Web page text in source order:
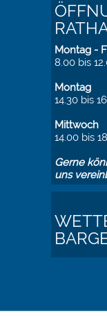
Montag -
8.00 bis
Montag
14.30 bis
Mittwoch
14.00 bis
Gerne
uns